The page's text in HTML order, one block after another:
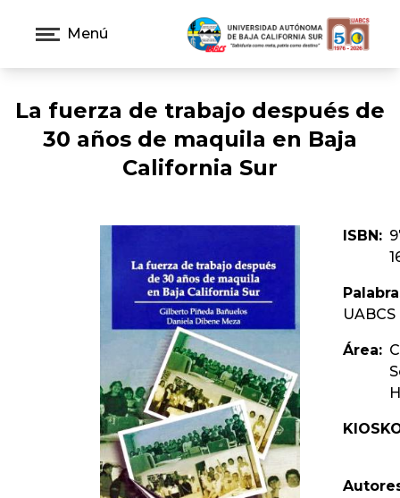
Menú
La fuerza de trabajo después de
30 años de maquila en Baja
California Sur
ISBN:
UABCS
Área: